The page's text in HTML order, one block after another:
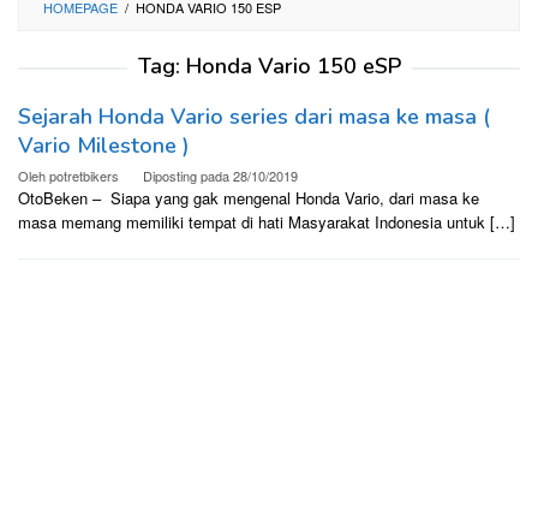
HOMEPAGE / HONDA VARIO 150 ESP
Tag: Honda Vario 150 eSP
Sejarah Honda Vario series dari masa ke masa (
Vario Milestone )
Olehpotretbikers Diposting pada28/10/2019
OtoBeken – Siapa yang gak mengenal Honda Vario, dari masa ke
masa memang memiliki tempat di hati Masyarakat Indonesia untuk […]